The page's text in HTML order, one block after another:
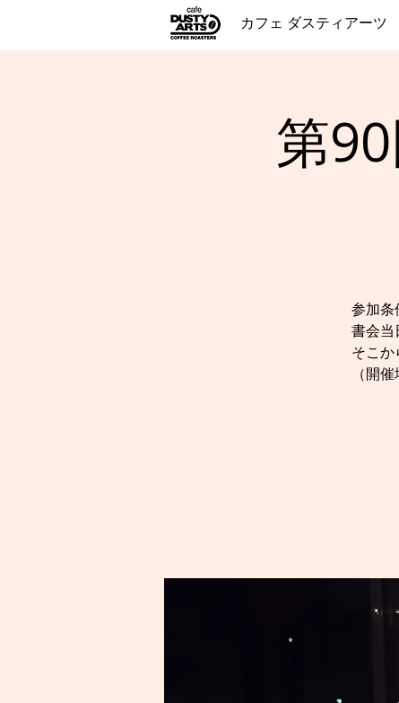
カフェ ダスティアーツ
第
参加条
書会当
そこか
（開